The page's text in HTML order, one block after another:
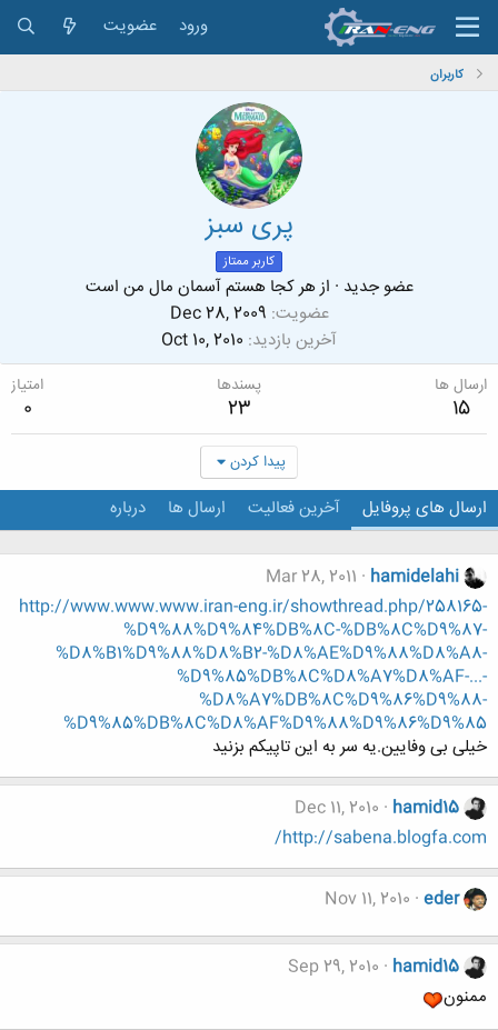
ورود عضویت
کاربران
پری سبز
کاربر ممتاز
عضو جدید · ازهر كجا هستم آسمان مال من است
عضویت Dec 28, 2009
آخرین بازدید Oct 10, 2010
ارسال ها
15
پسندها
23
امتیاز
0
پیدا کردن
ارسال های پروفایل آخرین فعالیت ارسال ها درباره
hamidelahi
Mar 28, 2011
http://www.www.www.iran-eng.ir/showthread.php/258165-
%D9%88%D9%84%DB%8C-%DB%8C%D9%87-
%D8%B1%D9%88%D8%B2-%D8%AE%D9%88%D8%A8-
%D9%85%DB%8C%D8%A7%D8%AF-...-
%D8%A7%DB%8C%D9%86%D9%88-
%D9%85%DB%8C%D8%AF%D9%88%D9%86%D9%85
خیلی بی وفایین.یه سر به این تاپیکم بزنید
hamid15
Dec 11, 2010
http://sabena.blogfa.com/
eder
Nov 11, 2010
hamid15
Sep 29, 2010
ممنون